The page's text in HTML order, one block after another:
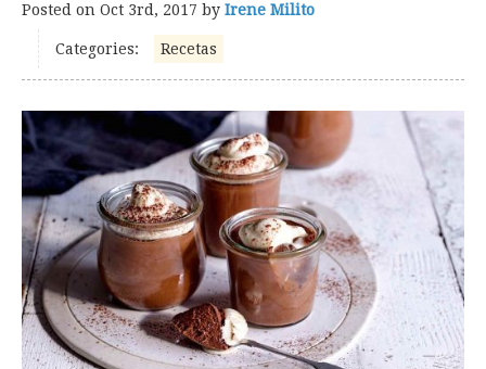
Posted on Oct 3rd, 2017 by Irene Milito
Categories: Recetas